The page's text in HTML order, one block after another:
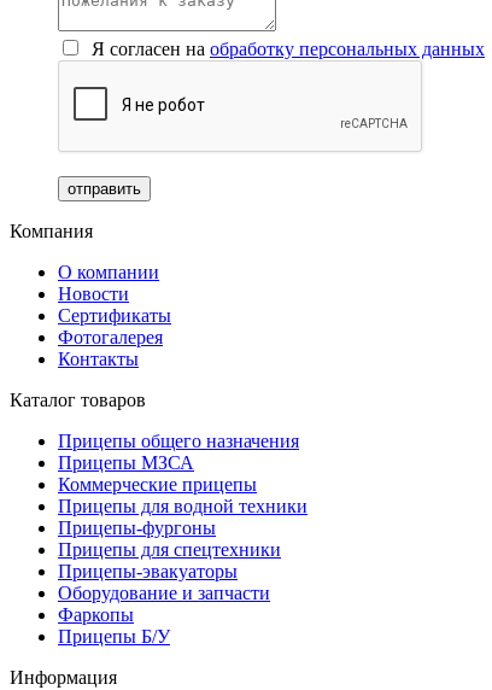
Я согласен на обработку персональных данных
Компания
О компании
Новости
Сертификаты
Фотогалерея
Контакты
Каталог товаров
Прицепы общего назначения
Прицепы МЗСА
Коммерческие прицепы
Прицепы для водной техники
Прицепы-фургоны
Прицепы для спецтехники
Прицепы-эвакуаторы
Оборудование и запчасти
Фаркопы
Прицепы Б/У
Информация